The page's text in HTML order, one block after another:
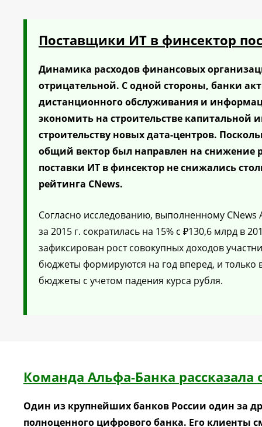
Поставщики ИТ в финсектор
Динамика расходов финансовых
отрицательной. С одной стороны, банки
дистанционного обслуживания и
экономить на строительстве капитальной
строительству новых дата-центров.
общий вектор был направлен на снижение
поставки ИТ в финсектор не снижались
рейтинга CNews.
Согласно исследованию, выполненному
за 2015 г. сократилась на 15% с ₽130,6 млрд в
зафиксирован рост совокупных доходов
бюджеты формируются на год вперед, и только
бюджеты с учетом падения курса рубля.
Команда Альфа-Банка
Один из крупнейших банков России один за
полноценного цифрового банка. Его клиенты